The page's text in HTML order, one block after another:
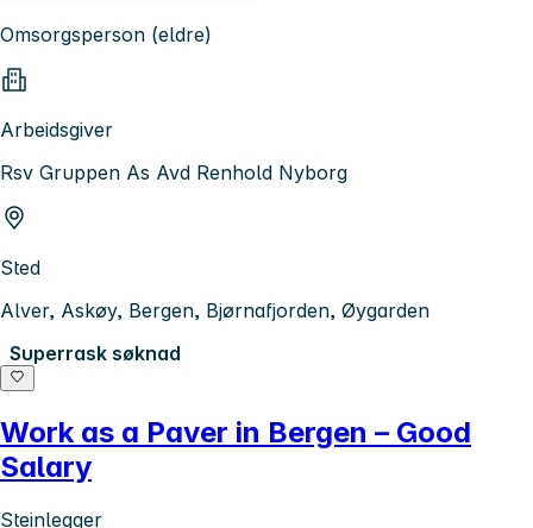
Omsorgsperson (eldre)
Arbeidsgiver
Rsv Gruppen As Avd Renhold Nyborg
Sted
Alver, Askøy, Bergen, Bjørnafjorden, Øygarden
Superrask søknad
Work as a Paver in Bergen – Good
Salary
Steinlegger